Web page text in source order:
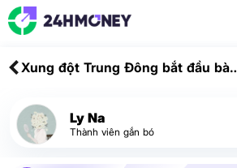
Xung đột Trung Đông bắt đầu bào
Ly Na
Thành viên gắn bó